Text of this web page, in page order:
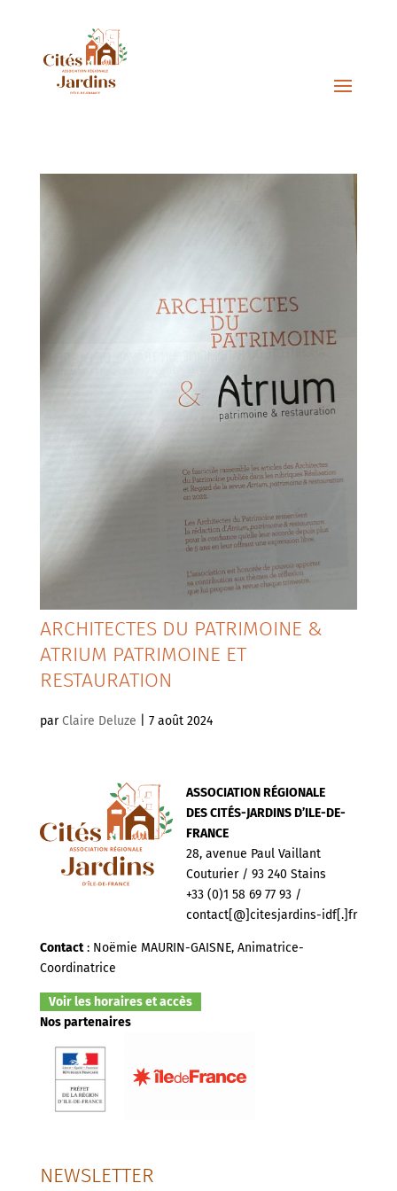
ARCHITECTES DU PATRIMOINE &
ATRIUM PATRIMOINE ET
RESTAURATION
parClaire Deluze 7 août 2024
ASSOCIATION RÉGIONALE
DES CITÉS-JARDINS D’ILE-DE-
FRANCE
28, avenue Paul Vaillant
Couturier / 93 240 Stains
+33 (0)1 58 69 77 93 /
contact[@]citesjardins-idf[.]fr
Contact: Noëmie MAURIN-GAISNE, Animatrice-
Coordinatrice
Voir les horaires et accès
Nos partenaires
NEWSLETTER